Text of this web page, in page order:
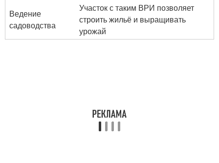
Ведение
садоводства
Участок с таким ВРИ позволяет
строить жильё и выращивать
урожай